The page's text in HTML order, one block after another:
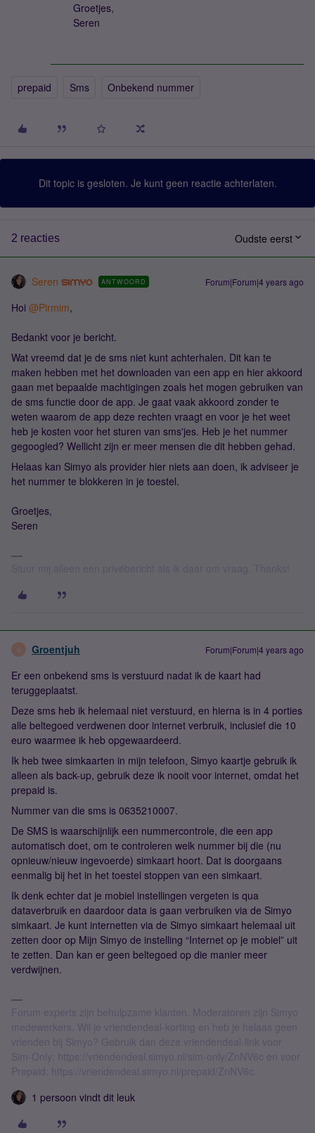
Groetjes,
Seren
prepaid Sms Onbekend nummer
Dit topic is gesloten. Je kunt geen reactie achterlaten.
2 reacties Oudste eerst
Seren ANTWOORD Forum|Forum|4 years ago
Hoi @Pirmim,
Bedankt voor je bericht.
Wat vreemd dat je de sms niet kunt achterhalen. Dit kan te
maken hebben met het downloaden van een app en hier akkoord
gaan met bepaalde machtigingen zoals het mogen gebruiken van
de sms functie door de app. Je gaat vaak akkoord zonder te
weten waarom de app deze rechten vraagt en voor je het weet
heb je kosten voor het sturen van sms'jes. Heb je het nummer
gegoogled? Wellicht zijn er meer mensen die dit hebben gehad.
Helaas kan Simyo als provider hier niets aan doen, ik adviseer je
het nummer te blokkeren in je toestel.
Groetjes,
Seren
G Groentjuh Forum|Forum|4 years ago
Er een onbekend sms is verstuurd nadat ik de kaart had
teruggeplaatst.
Deze sms heb ik helemaal niet verstuurd, en hierna is in 4 porties
alle beltegoed verdwenen door internet verbruik, inclusief die 10
euro waarmee ik heb opgewaardeerd.
Ik heb twee simkaarten in mijn telefoon, Simyo kaartje gebruik ik
alleen als back-up, gebruik deze ik nooit voor internet, omdat het
prepaid is.
Nummer van die sms is 0635210007.
De SMS is waarschijnlijk een nummercontrole, die een app
automatisch doet, om te controleren welk nummer bij die (nu
opnieuw/nieuw ingevoerde) simkaart hoort. Dat is doorgaans
eenmalig bij het in het toestel stoppen van een simkaart.
Ik denk echter dat je mobiel instellingen vergeten is qua
dataverbruik en daardoor data is gaan verbruiken via de Simyo
simkaart. Je kunt internetten via de Simyo simkaart helemaal uit
zetten door op Mijn Simyo de instelling “Internet op je mobiel” uit
te zetten. Dan kan er geen beltegoed op die manier meer
verdwijnen.
Forum experts zijn behulpzame klanten. Moderatoren zijn Simyo
medewerkers. Wil je vriendendeal-korting en heb je helaas geen
vrienden bij Simyo? Gebruik dan deze vriendendeal-link voor
Sim-Only: https://vriendendeal.simyo.nl/sim-only/ZnNV6c en voor
Prepaid: https://vriendendeal.simyo.nl/prepaid/ZnNV6c.
1 persoon vindt dit leuk